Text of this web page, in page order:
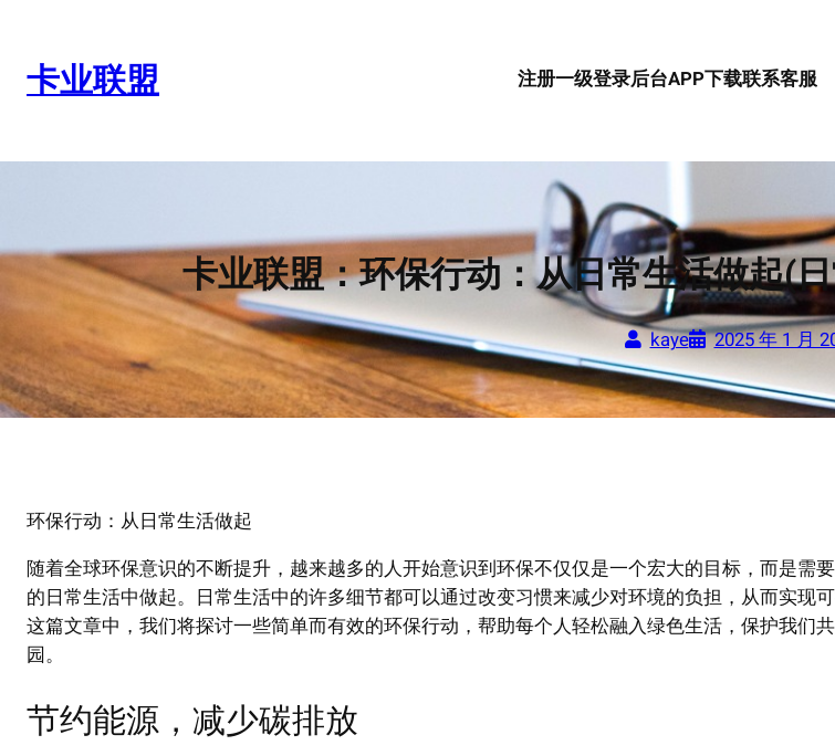
卡业联盟 注册一级登录后台APP下载联系客服
卡业联盟：环保行动：从日常生活做起(
kaye 2025 年 1 月
环保行动：从日常生活做起
随着全球环保意识的不断提升，越来越多的人开始意识到环保不仅仅是一个宏大的目标，而是需
的日常生活中做起。日常生活中的许多细节都可以通过改变习惯来减少对环境的负担，从而实现
这篇文章中，我们将探讨一些简单而有效的环保行动，帮助每个人轻松融入绿色生活，保护我们
园。
节约能源，减少碳排放